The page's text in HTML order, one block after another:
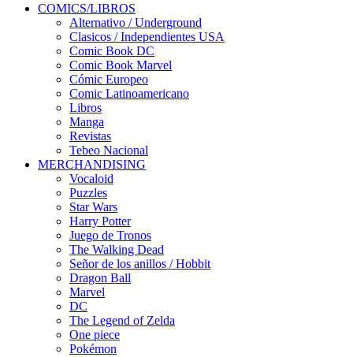
COMICS/LIBROS
Alternativo / Underground
Clasicos / Independientes USA
Comic Book DC
Comic Book Marvel
Cómic Europeo
Comic Latinoamericano
Libros
Manga
Revistas
Tebeo Nacional
MERCHANDISING
Vocaloid
Puzzles
Star Wars
Harry Potter
Juego de Tronos
The Walking Dead
Señor de los anillos / Hobbit
Dragon Ball
Marvel
DC
The Legend of Zelda
One piece
Pokémon